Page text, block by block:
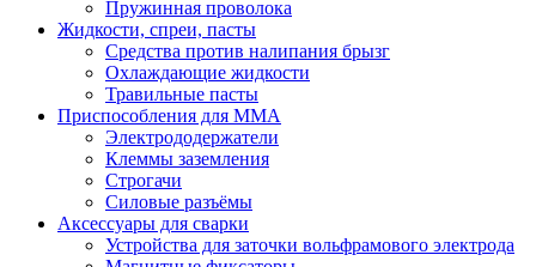
Пружинная проволока
Жидкости, спреи, пасты
Средства против налипания брызг
Охлаждающие жидкости
Травильные пасты
Приспособления для ММА
Электрододержатели
Клеммы заземления
Строгачи
Силовые разъёмы
Аксессуары для сварки
Устройства для заточки вольфрамового электрода